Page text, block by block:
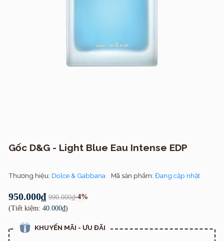
Gốc D&G - Light Blue Eau Intense EDP
Thương hiệu: Dolce & Gabbana Mã sản phẩm: Đang cập nhật
950.000₫ 990.000₫-4%
(Tiết kiệm: 40.000₫)
KHUYẾN MÃI - ƯU ĐÃI